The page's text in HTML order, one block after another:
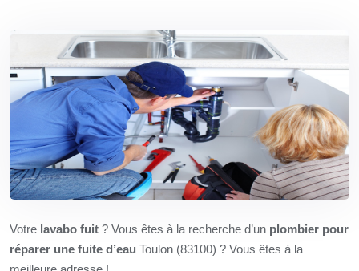
Votre lavabo fuit ? Vous êtes à la recherche d’un plombier pour
réparer une fuite d’eau Toulon (83100) ? Vous êtes à la